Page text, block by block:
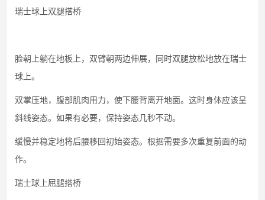
瑞士球上双腿搭桥
脸朝上躺在地板上，双臂朝两边伸展，同时双腿放松地放在瑞士
球上。
双掌压地，腹部肌肉用力，使下腰背离开地面。这时身体应该呈
斜线姿态。如果有必要，保持姿态几秒不动。
缓慢并稳定地将后腰移回初始姿态。根据需要多次重复前面的动
作。
瑞士球上屈腿搭桥